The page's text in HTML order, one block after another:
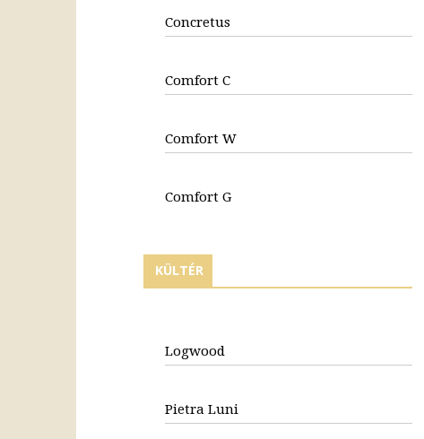
Concretus
Comfort C
Comfort W
Comfort G
KÜLTÉR
Logwood
Pietra Luni